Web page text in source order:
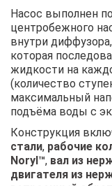
Насос выполнен
центробежного
внутри
которая
жидкости на
(количество
максимальный
подъёма воды с
Конструкция
стали, рабочие
Noryl™, вал из
двигателя из